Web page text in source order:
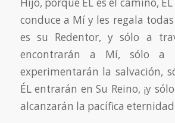
Hijo, porque ÉL es el camino, ÉL
conduce a Mí y les regala
es su Redentor, y sólo a
encontrarán a Mí, sólo a
experimentarán la salvación,
ÉL entrarán en Su Reino, ¡y
alcanzarán la pacífica